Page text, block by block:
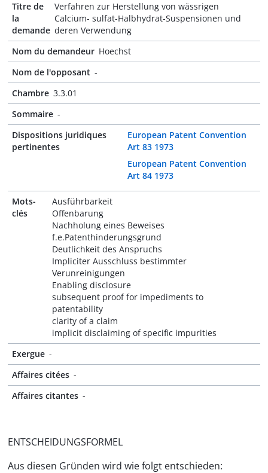
Titre de
la
demande
Verfahren zur Herstellung von wässrigen
Calcium- sulfat-Halbhydrat-Suspensionen und
deren Verwendung
Nom du demandeur Hoechst
Nom de l'opposant -
Chambre 3.3.01
Sommaire -
Dispositions juridiques
pertinentes
European Patent Convention
Art 83 1973
European Patent Convention
Art 84 1973
Mots-
clés
Ausführbarkeit
Offenbarung
Nachholung eines Beweises
f.e.Patenthinderungsgrund
Deutlichkeit des Anspruchs
Impliciter Ausschluss bestimmter
Verunreinigungen
Enabling disclosure
subsequent proof for impediments to
patentability
clarity of a claim
implicit disclaiming of specific impurities
Exergue -
Affaires citées -
Affaires citantes -
ENTSCHEIDUNGSFORMEL
Aus diesen Gründen wird wie folgt entschieden: